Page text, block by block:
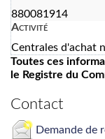
880081914
Activité
Centrales d'achat
Toutes ces
le Registre du
Contact
Demande de